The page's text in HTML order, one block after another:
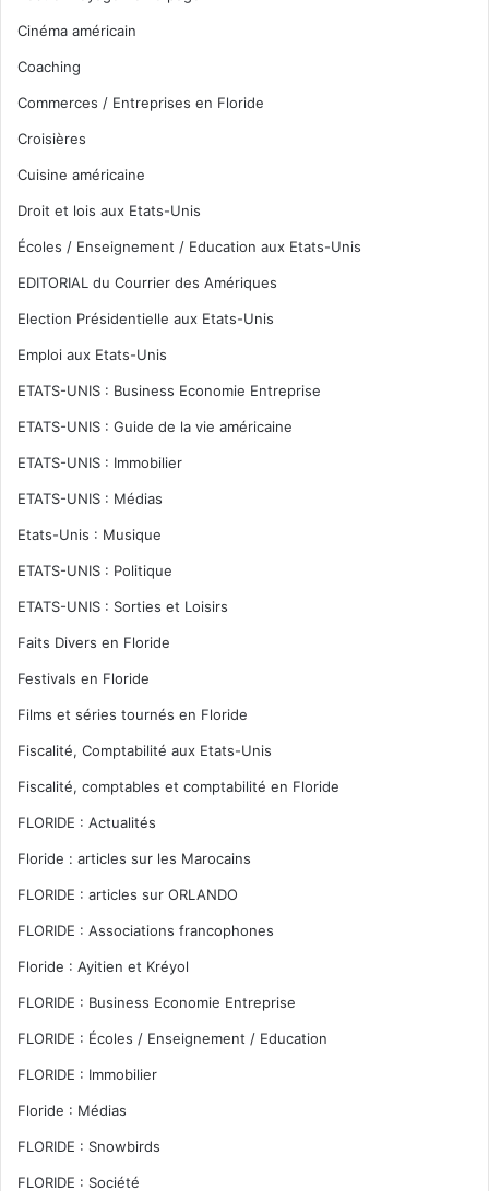
Lee County
Cinéma américain
Coaching
Commerces / Entreprises en Floride
Croisières
Cuisine américaine
Droit et lois aux Etats-Unis
Écoles / Enseignement / Education aux Etats-Unis
EDITORIAL du Courrier des Amériques
Election Présidentielle aux Etats-Unis
Emploi aux Etats-Unis
ETATS-UNIS : Business Economie Entreprise
ETATS-UNIS : Guide de la vie américaine
ETATS-UNIS : Immobilier
ETATS-UNIS : Médias
Etats-Unis : Musique
ETATS-UNIS : Politique
ETATS-UNIS : Sorties et Loisirs
Faits Divers en Floride
Festivals en Floride
Films et séries tournés en Floride
Fiscalité, Comptabilité aux Etats-Unis
Fiscalité, comptables et comptabilité en Floride
FLORIDE : Actualités
Floride : articles sur les Marocains
FLORIDE : articles sur ORLANDO
FLORIDE : Associations francophones
Floride : Ayitien et Kréyol
FLORIDE : Business Economie Entreprise
FLORIDE : Écoles / Enseignement / Education
FLORIDE : Immobilier
Floride : Médias
FLORIDE : Snowbirds
FLORIDE : Société